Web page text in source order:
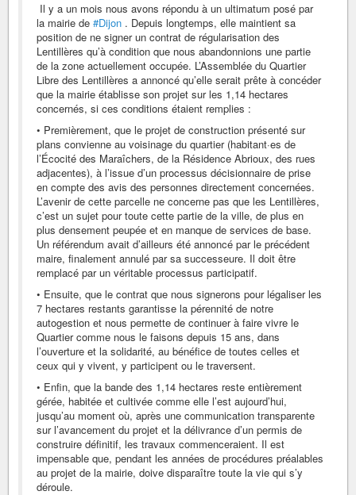
Il y a un mois nous avons répondu à un ultimatum posé par
la mairie de #Dijon . Depuis longtemps, elle maintient sa
position de ne signer un contrat de régularisation des
Lentillères qu’à condition que nous abandonnions une partie
de la zone actuellement occupée. L’Assemblée du Quartier
Libre des Lentillères a annoncé qu’elle serait prête à concéder
que la mairie établisse son projet sur les 1,14 hectares
concernés, si ces conditions étaient remplies :
• Premièrement, que le projet de construction présenté sur
plans convienne au voisinage du quartier (habitant·es de
l’Écocité des Maraîchers, de la Résidence Abrioux, des rues
adjacentes), à l’issue d’un processus décisionnaire de prise
en compte des avis des personnes directement concernées.
L’avenir de cette parcelle ne concerne pas que les Lentillères,
c’est un sujet pour toute cette partie de la ville, de plus en
plus densement peupée et en manque de services de base.
Un référendum avait d’ailleurs été annoncé par le précédent
maire, finalement annulé par sa successeure. Il doit être
remplacé par un véritable processus participatif.
• Ensuite, que le contrat que nous signerons pour légaliser les
7 hectares restants garantisse la pérennité de notre
autogestion et nous permette de continuer à faire vivre le
Quartier comme nous le faisons depuis 15 ans, dans
l’ouverture et la solidarité, au bénéfice de toutes celles et
ceux qui y vivent, y participent ou le traversent.
• Enfin, que la bande des 1,14 hectares reste entièrement
gérée, habitée et cultivée comme elle l’est aujourd’hui,
jusqu’au moment où, après une communication transparente
sur l’avancement du projet et la délivrance d’un permis de
construire définitif, les travaux commenceraient. Il est
impensable que, pendant les années de procédures préalables
au projet de la mairie, doive disparaître toute la vie qui s’y
déroule.